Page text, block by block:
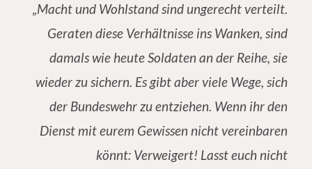
„Macht und Wohlstand sind ungerecht verteilt.
Geraten diese Verhältnisse ins Wanken, sind
damals wie heute Soldaten an der Reihe, sie
wieder zu sichern. Es gibt aber viele Wege, sich
der Bundeswehr zu entziehen. Wenn ihr den
Dienst mit eurem Gewissen nicht vereinbaren
könnt: Verweigert! Lasst euch nicht